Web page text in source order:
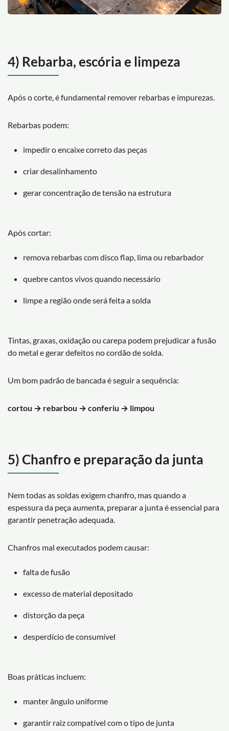
4) Rebarba, escória e limpeza
Após o corte, é fundamental remover rebarbas e impurezas.
Rebarbas podem:
impedir o encaixe correto das peças
criar desalinhamento
gerar concentração de tensão na estrutura
Após cortar:
remova rebarbas com disco flap, lima ou rebarbador
quebre cantos vivos quando necessário
limpe a região onde será feita a solda
Tintas, graxas, oxidação ou carepa podem prejudicar a fusão
do metal e gerar defeitos no cordão de solda.
Um bom padrão de bancada é seguir a sequência:
cortou → rebarbou → conferiu → limpou
5) Chanfro e preparação da junta
Nem todas as soldas exigem chanfro, mas quando a
espessura da peça aumenta, preparar a junta é essencial para
garantir penetração adequada.
Chanfros mal executados podem causar:
falta de fusão
excesso de material depositado
distorção da peça
desperdício de consumível
Boas práticas incluem:
manter ângulo uniforme
garantir raiz compatível com o tipo de junta